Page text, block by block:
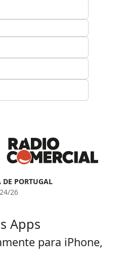
PORTUGAL
26
Apps
para iPhone,